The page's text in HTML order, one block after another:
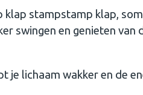
stampstamp klap,
swingen en genieten van
je lichaam wakker en de